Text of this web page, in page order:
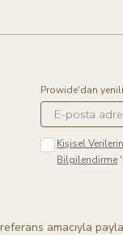
Prowide'dan
Kişisel
Bilgilendirme
amacıyla